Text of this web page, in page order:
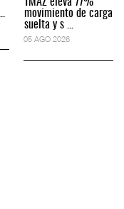
movimiento de carga
suelta y s ...
05 AGO 2026